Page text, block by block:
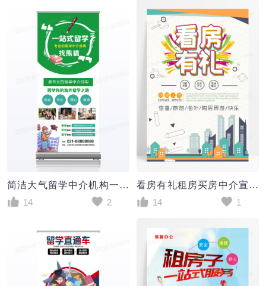
简洁大气留学中介机构一站式留学海报展架
14
2
看房有礼租房买房中介宣传海报
14
1